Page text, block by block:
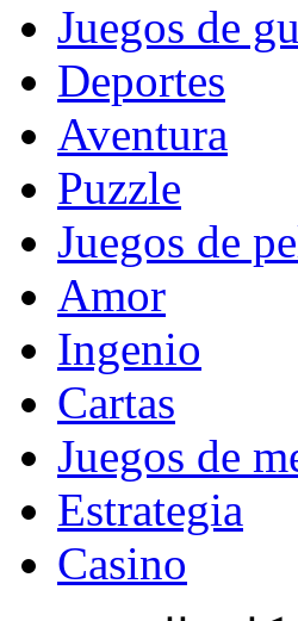
Juegos de
Deportes
Aventura
Puzzle
Juegos de
Amor
Ingenio
Cartas
Juegos de
Estrategia
Casino